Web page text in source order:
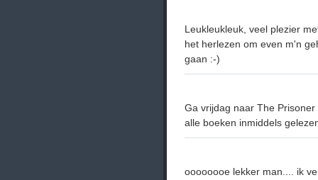
Leukleukleuk, veel plezier
het herlezen om even m'n
gaan :-)
Ga vrijdag naar The
alle boeken inmiddels
oooooooe lekker man.... ik